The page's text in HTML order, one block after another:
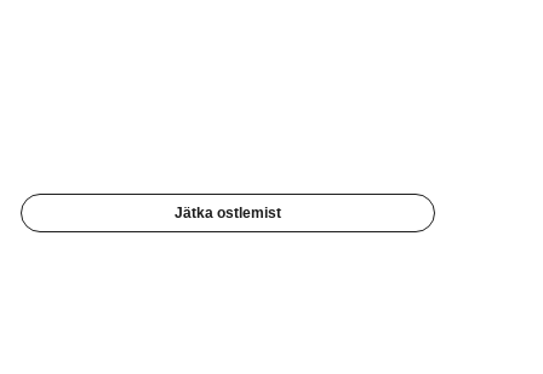
Jätka ostlemist